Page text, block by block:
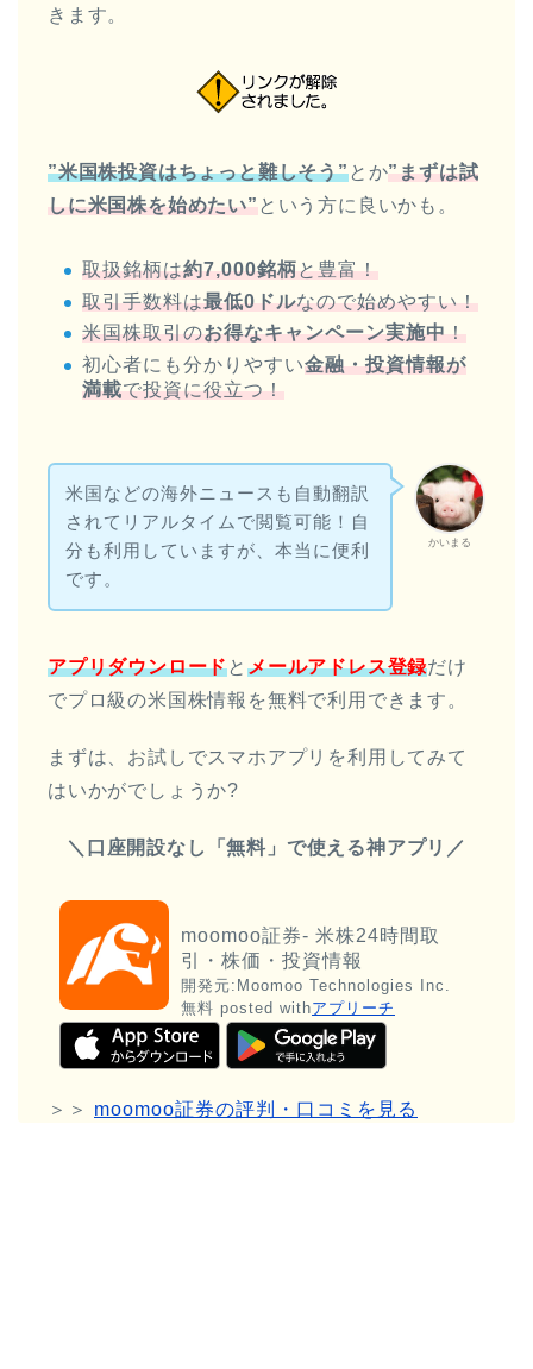
きます。
”米国株投資はちょっと難しそう”とか”まずは試
しに米国株を始めたい”という方に良いかも。
取扱銘柄は約7,000銘柄と豊富！
取引手数料は最低0ドルなので始めやすい！
米国株取引のお得なキャンペーン実施中！
初心者にも分かりやすい金融・投資情報が
満載で投資に役立つ！
かいまる
米国などの海外ニュースも自動翻訳
されてリアルタイムで閲覧可能！自
分も利用していますが、本当に便利
です。
アプリダウンロードとメールアドレス登録だけ
でプロ級の米国株情報を無料で利用できます。
まずは、お試しでスマホアプリを利用してみて
はいかがでしょうか?
＼口座開設なし「無料」で使える神アプリ／
moomoo証券- 米株24時間取
引・株価・投資情報
開発元: Moomoo Technologies Inc.
無料 posted withアプリーチ
＞＞ moomoo証券の評判・口コミを見る